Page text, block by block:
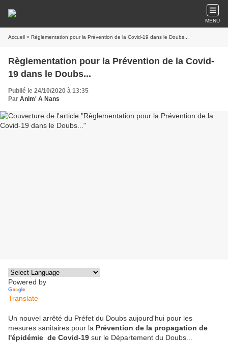
MENU
Accueil » Règlementation pour la Prévention de la Covid-19 dans le Doubs...
Règlementation pour la Prévention de la Covid-
19 dans le Doubs...
Publié le 24/10/2020 à 13:35
Par Anim' A Nans
Powered by
Translate
Un nouvel arrêté du Préfet du Doubs aujourd'hui pour les
mesures sanitaires pour la Prévention de la propagation de
l'épidémie de Covid-19 sur le Département du Doubs...